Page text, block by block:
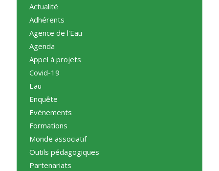
Actualité
Adhérents
Agence de l'Eau
Agenda
Appel à projets
Covid-19
Eau
Enquête
Evénements
Formations
Monde associatif
Outils pédagogiques
Partenariats